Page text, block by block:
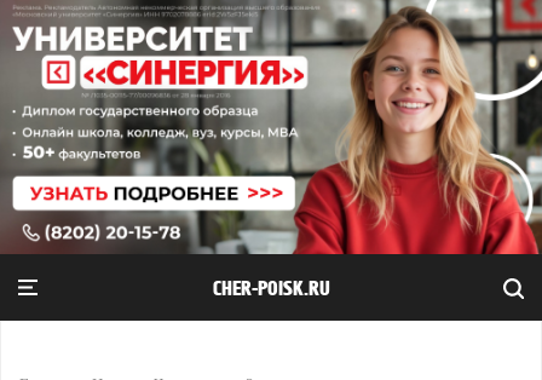
CHER-POISK.RU